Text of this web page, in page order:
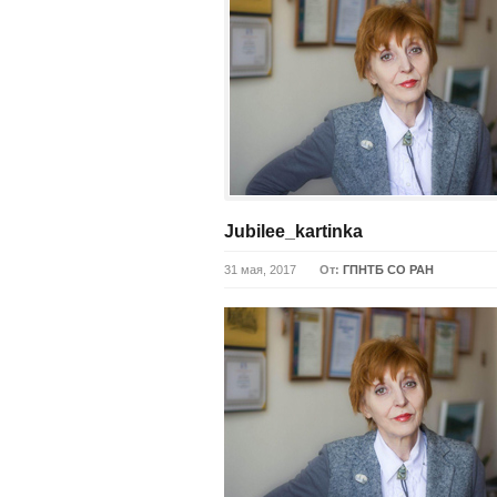
Jubilee_kartinka
31 мая, 2017 От: ГПНТБ СО РАН